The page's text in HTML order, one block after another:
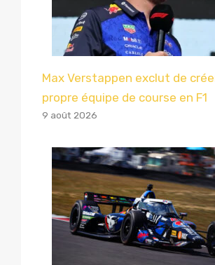
Max Verstappen exclut de
propre équipe de course en F1
9 août 2026